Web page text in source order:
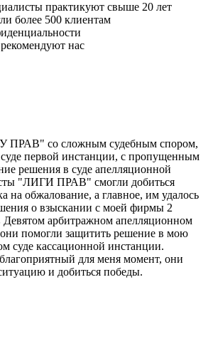
практикуют свыше 20 лет
более 500 клиентам
нас
ПРАВ" со сложным судебным спором,
первой инстанции, с пропущенным
решения в суде апелляционной
"ЛИГИ ПРАВ" смогли добиться
на обжалование, а главное, им удалось
о взыскании с моей фирмы 2
арбитражном апелляционном
помогли защитить решение в мою
суде кассационной инстанции.
для меня момент, они
и добиться победы.